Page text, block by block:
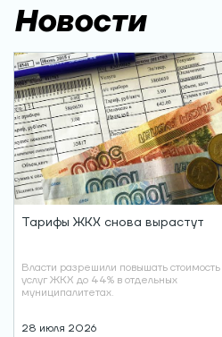
Новости
Тарифы ЖКХ снова вырастут
Власти разрешили повышать стоимость
услуг ЖКХ до 44% в отдельных
муниципалитетах.
28 июля 2026